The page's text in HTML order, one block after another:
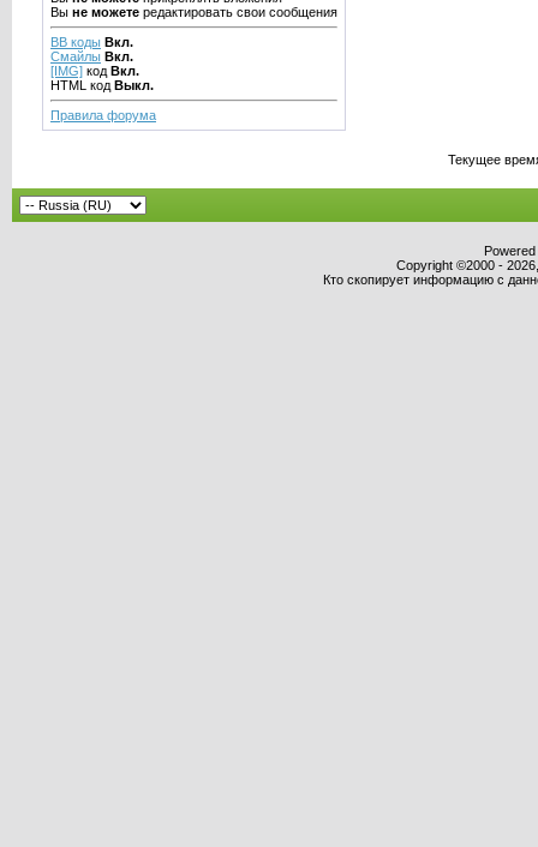
Вы не можетередактировать свои сообщения
BB коды Вкл.
Смайлы Вкл.
[IMG]код Вкл.
HTML код Выкл.
Правила форума
Текущее
Copyright ©2000 -
Кто скопирует информацию с